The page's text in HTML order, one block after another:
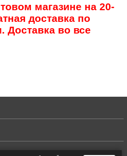
магазине на 20-
доставка по
Доставка во все